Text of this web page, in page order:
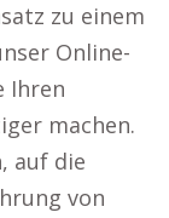
zu einem
Online-
Ihren
machen.
auf die
von